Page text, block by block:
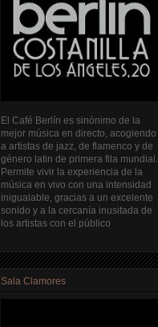
El Café Berlín es sinónimo de la
mejor música en directo, acogiendo
a artistas de jazz, de flamenco y de
género latin de primera fila mundial.
Permite vivir la experiencia de la
música en vivo con una intensidad
inigualable, gracias a un excelente
sonido y a la cercanía inusitada de
los artistas con el público
Sala Clamores